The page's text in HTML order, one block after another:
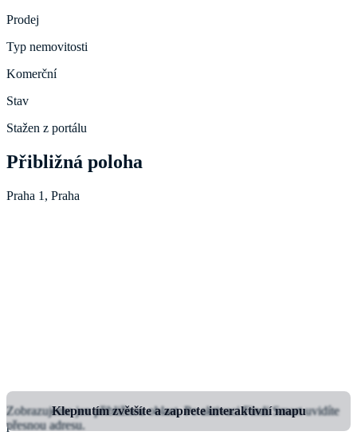
Prodej
Typ nemovitosti
Komerční
Stav
Stažen z portálu
Přibližná poloha
Praha 1, Praha
Klepnutím zvětšíte a zapnete interaktivní mapu
Zobrazujeme jen přibližnou oblast.Po aktivaci Findi Smart uvidíte
přesnou adresu.